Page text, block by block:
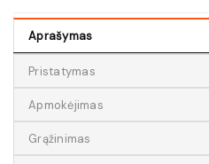
Aprašymas
Pristatymas
Apmokėjimas
Grąžinimas